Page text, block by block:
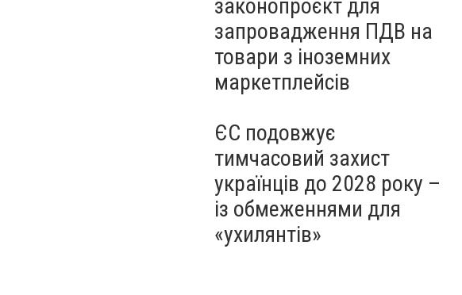
законопроєкт для
запровадження ПДВ на
товари з іноземних
маркетплейсів
ЄС подовжує
тимчасовий захист
українців до 2028 року –
із обмеженнями для
«ухилянтів»